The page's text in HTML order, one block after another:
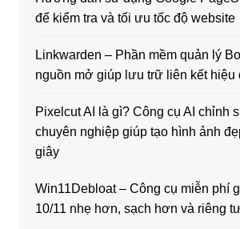
để kiểm tra và tối ưu tốc độ website
Linkwarden – Phần mềm quản lý
nguồn mở giúp lưu trữ liên kết hiệu
Pixelcut AI là gì? Công cụ AI chỉnh
chuyên nghiệp giúp tạo hình ảnh
giây
Win11Debloat – Công cụ miễn phí
10/11 nhẹ hơn, sạch hơn và riêng